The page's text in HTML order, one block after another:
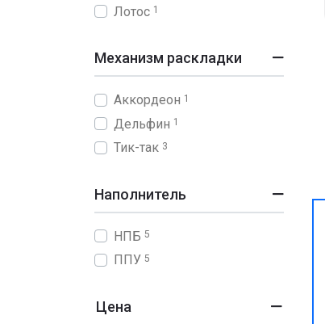
Лотос 1
Механизм раскладки
Аккордеон 1
Дельфин 1
Тик-так 3
Наполнитель
НПБ 5
ППУ 5
Цена